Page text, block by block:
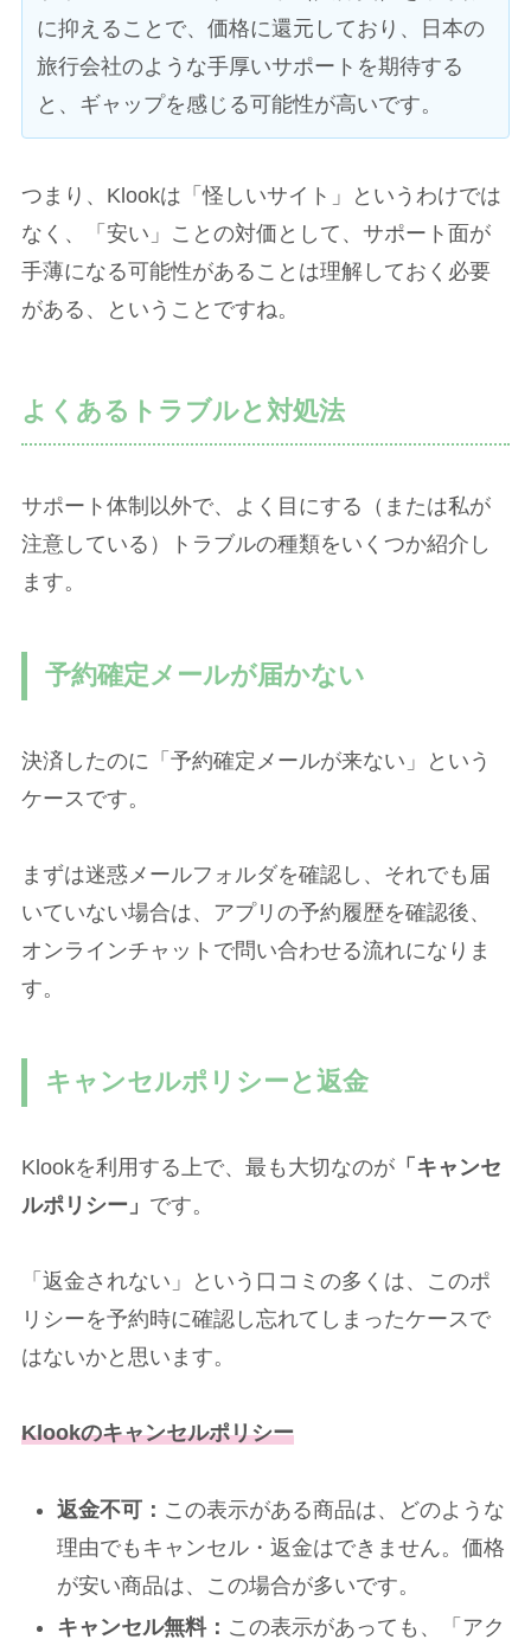
に抑えることで、価格に還元しており、日本の
旅行会社のような手厚いサポートを期待する
と、ギャップを感じる可能性が高いです。
つまり、Klookは「怪しいサイト」というわけでは
なく、「安い」ことの対価として、サポート面が
手薄になる可能性があることは理解しておく必要
がある、ということですね。
よくあるトラブルと対処法
サポート体制以外で、よく目にする（または私が
注意している）トラブルの種類をいくつか紹介し
ます。
予約確定メールが届かない
決済したのに「予約確定メールが来ない」という
ケースです。
まずは迷惑メールフォルダを確認し、それでも届
いていない場合は、アプリの予約履歴を確認後、
オンラインチャットで問い合わせる流れになりま
す。
キャンセルポリシーと返金
Klookを利用する上で、最も大切なのが 「キャンセ
ルポリシー」 です。
「返金されない」という口コミの多くは、このポ
リシーを予約時に確認し忘れてしまったケースで
はないかと思います。
Klookのキャンセルポリシー
返金不可： この表示がある商品は、どのような
理由でもキャンセル・返金はできません。価格
が安い商品は、この場合が多いです。
キャンセル無料： この表示があっても、「アク